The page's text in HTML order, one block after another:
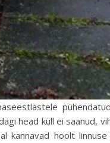
head küll ei saanud,
kannavad hoolt